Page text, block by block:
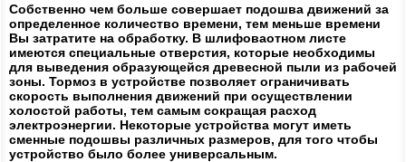
Собственно чем больше совершает подошва движений за
определенное количество времени, тем меньше времени
Вы затратите на обработку. В шлифоваотном листе
имеются специальные отверстия, которые необходимы
для выведения образующейся древесной пыли из рабочей
зоны. Тормоз в устройстве позволяет ограничивать
скорость выполнения движений при осуществлении
холостой работы, тем самым сокращая расход
электроэнергии. Некоторые устройства могут иметь
сменные подошвы различных размеров, для того чтобы
устройство было более универсальным.